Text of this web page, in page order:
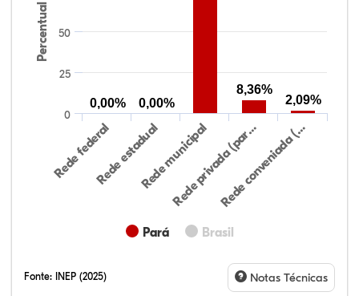
Percentual
Pará Brasil
Rede federalRede estadualRede municipal
Rede privada (par…Rede conveniada (…
0
25
50
0,00% 0,00%
8,36%
2,09%
Fonte: INEP (2025) Notas Técnicas